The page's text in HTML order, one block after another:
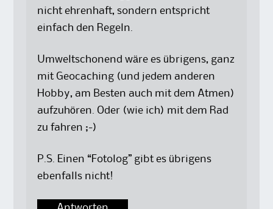
nicht ehrenhaft, sondern entspricht
einfach den Regeln.
Umweltschonend wäre es übrigens, ganz
mit Geocaching (und jedem anderen
Hobby, am Besten auch mit dem Atmen)
aufzuhören. Oder (wie ich) mit dem Rad
zu fahren ;-)
P.S. Einen “Fotolog” gibt es übrigens
ebenfalls nicht!